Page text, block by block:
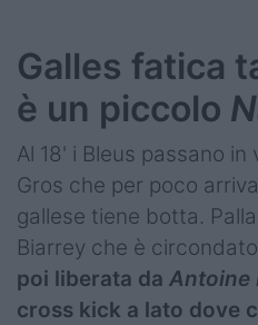
Galles fatica
è un piccolo
Al 18' i Bleus passano
Gros che per poco
gallese tiene botta.
Biarrey che è
poi liberata da Antoine
cross kick a lato dove